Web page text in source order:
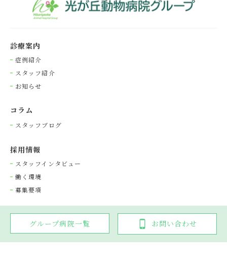
診療案内
症例紹介
スタッフ紹介
お知らせ
コラム
スタッフブログ
採⽤情報
スタッフインタビュー
働く環境
募集要項
Copyright © 光が丘動物病院グループ. All rights reserved.
グループ病院一覧 お問い合わせ